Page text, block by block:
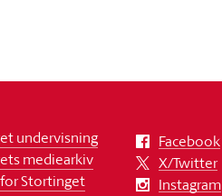
undervisning
mediearkiv
Stortinget
Facebook
X/Twitter
Instagram